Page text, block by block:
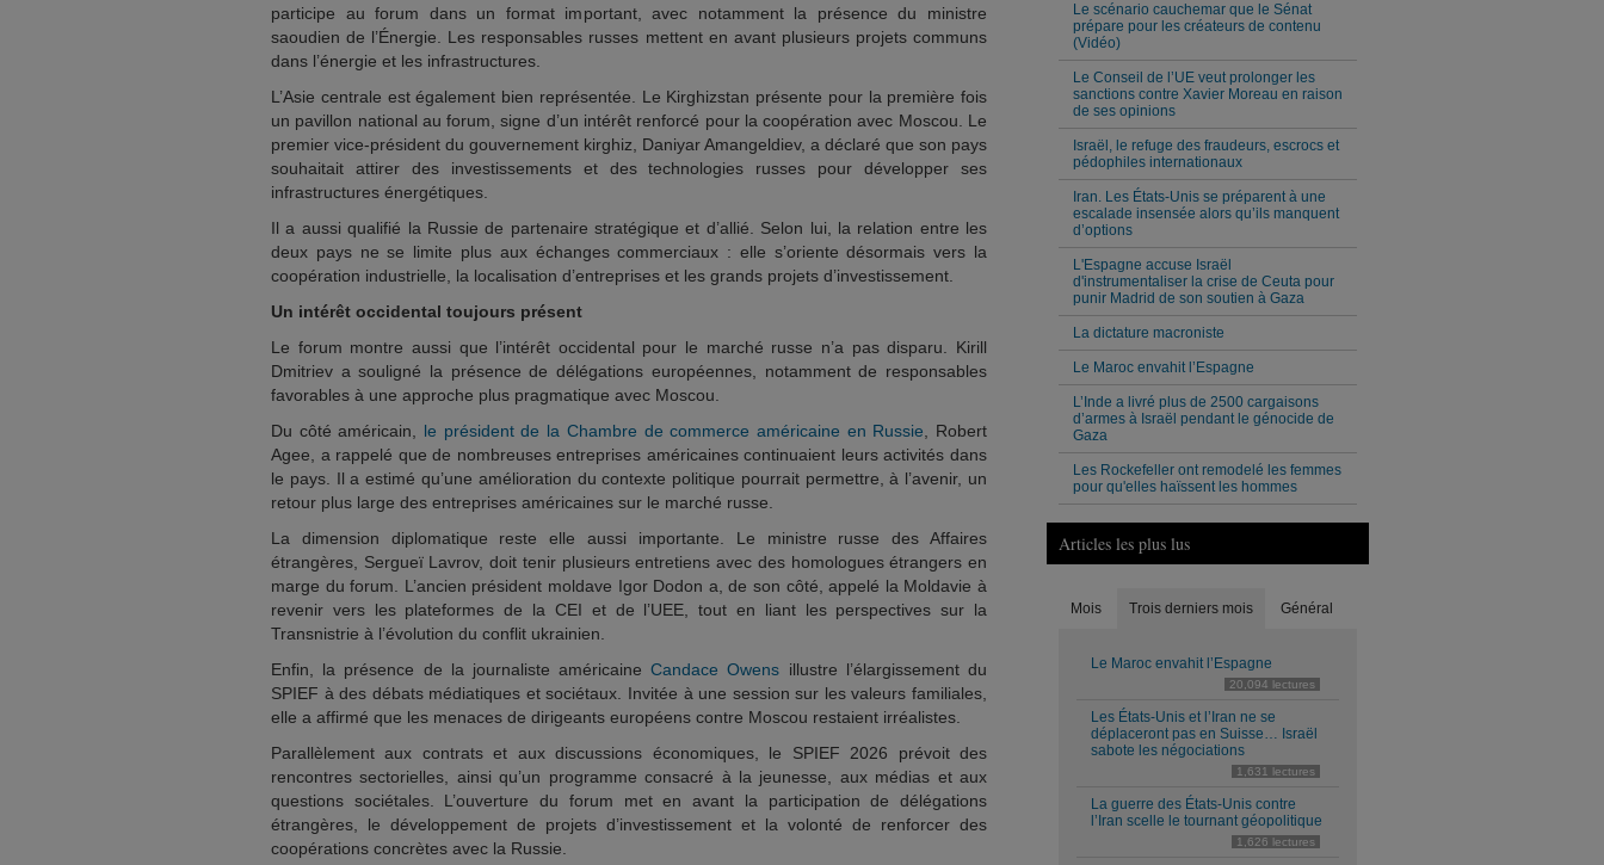
participe au forum dans un format important, avec notamment la présence du ministre
saoudien de l’Énergie. Les responsables russes mettent en avant plusieurs projets communs
dans l’énergie et les infrastructures.
L’Asie centrale est également bien représentée. Le Kirghizstan présente pour la première fois
un pavillon national au forum, signe d’un intérêt renforcé pour la coopération avec Moscou. Le
premier vice-président du gouvernement kirghiz, Daniyar Amangeldiev, a déclaré que son pays
souhaitait attirer des investissements et des technologies russes pour développer ses
infrastructures énergétiques.
Il a aussi qualifié la Russie de partenaire stratégique et d’allié. Selon lui, la relation entre les
deux pays ne se limite plus aux échanges commerciaux : elle s’oriente désormais vers la
coopération industrielle, la localisation d’entreprises et les grands projets d’investissement.
Un intérêt occidental toujours présent
Le forum montre aussi que l’intérêt occidental pour le marché russe n’a pas disparu. Kirill
Dmitriev a souligné la présence de délégations européennes, notamment de responsables
favorables à une approche plus pragmatique avec Moscou.
Du côté américain, le président de la Chambre de commerce américaine en Russie , Robert
Agee, a rappelé que de nombreuses entreprises américaines continuaient leurs activités dans
le pays. Il a estimé qu’une amélioration du contexte politique pourrait permettre, à l’avenir, un
retour plus large des entreprises américaines sur le marché russe.
La dimension diplomatique reste elle aussi importante. Le ministre russe des Affaires
étrangères, Sergueï Lavrov, doit tenir plusieurs entretiens avec des homologues étrangers en
marge du forum. L’ancien président moldave Igor Dodon a, de son côté, appelé la Moldavie à
revenir vers les plateformes de la CEI et de l’UEE, tout en liant les perspectives sur la
Transnistrie à l’évolution du conflit ukrainien.
Enfin, la présence de la journaliste américaineCandace Owens illustre l’élargissement du
SPIEF à des débats médiatiques et sociétaux. Invitée à une session sur les valeurs familiales,
elle a affirmé que les menaces de dirigeants européens contre Moscou restaient irréalistes.
Parallèlement aux contrats et aux discussions économiques, le SPIEF 2026 prévoit des
rencontres sectorielles, ainsi qu’un programme consacré à la jeunesse, aux médias et aux
questions sociétales. L’ouverture du forum met en avant la participation de délégations
étrangères, le développement de projets d’investissement et la volonté de renforcer des
coopérations concrètes avec la Russie.
Le scénario cauchemar que le Sénat
prépare pour les créateurs de contenu
(Vidéo)
Le Conseil de l’UE veut prolonger les
sanctions contre Xavier Moreau en raison
de ses opinions
Israël, le refuge des fraudeurs, escrocs et
pédophiles internationaux
Iran. Les États-Unis se préparent à une
escalade insensée alors qu’ils manquent
d’options
L'Espagne accuse Israël
d'instrumentaliser la crise de Ceuta pour
punir Madrid de son soutien à Gaza
La dictature macroniste
Le Maroc envahit l’Espagne
L’Inde a livré plus de 2500 cargaisons
d’armes à Israël pendant le génocide de
Gaza
Les Rockefeller ont remodelé les femmes
pour qu'elles haïssent les hommes
Articles les plus lus
Mois Trois derniers mois Général
Le Maroc envahit l’Espagne
20,094 lectures
Les États-Unis et l’Iran ne se
déplaceront pas en Suisse… Israël
sabote les négociations
1,631 lectures
La guerre des États-Unis contre
l’Iran scelle le tournant géopolitique
1,626 lectures